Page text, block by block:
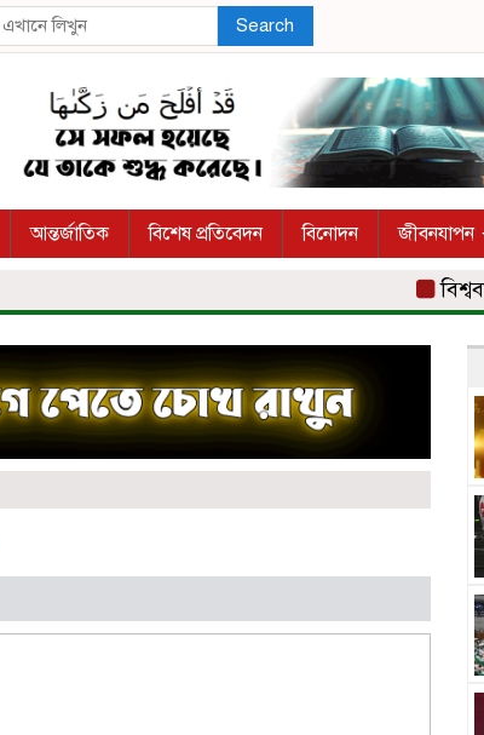
Search
আন্তর্জাতিক বিশেষ প্রতিবেদন বিনোদন জীবনযাপন